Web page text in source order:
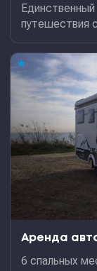
путешествия
★
Аренда
6 спальных